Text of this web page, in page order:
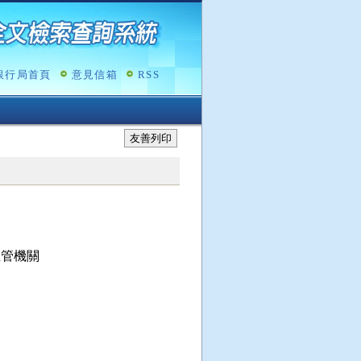
行局首頁 意見信箱 RSS
友善列印
機關